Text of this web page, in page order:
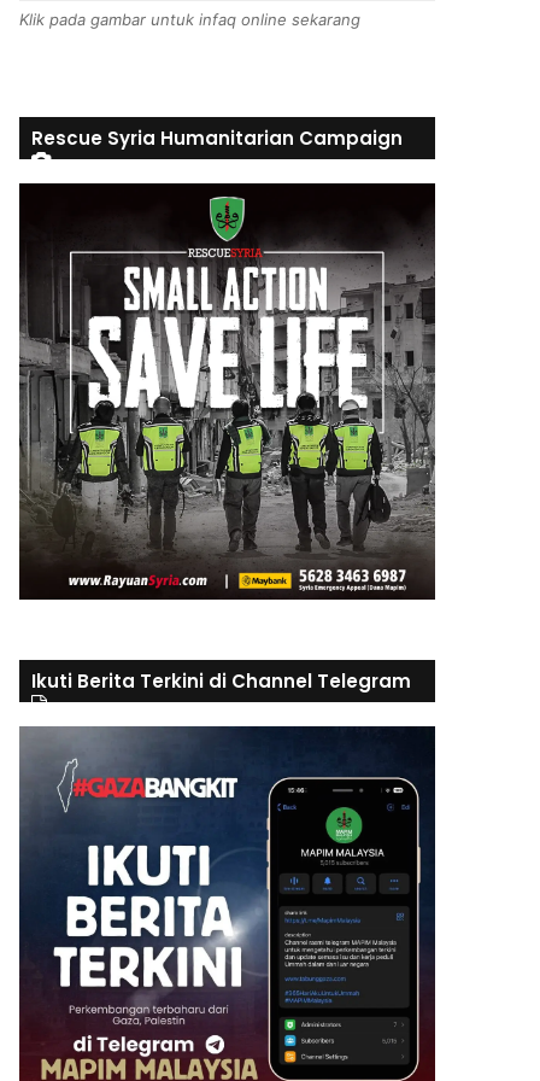
Klik pada gambar untuk infaq online sekarang
Rescue Syria Humanitarian Campaign
Ikuti Berita Terkini di Channel Telegram